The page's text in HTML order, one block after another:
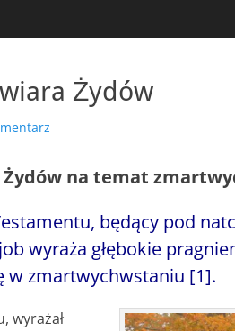
Żydów
Żydów na temat
będący pod
wyraża głębokie
w zmartwychwstaniu [1].
wyrażał